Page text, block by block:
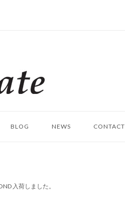
BLOG NEWS CONTACT
入荷しました。